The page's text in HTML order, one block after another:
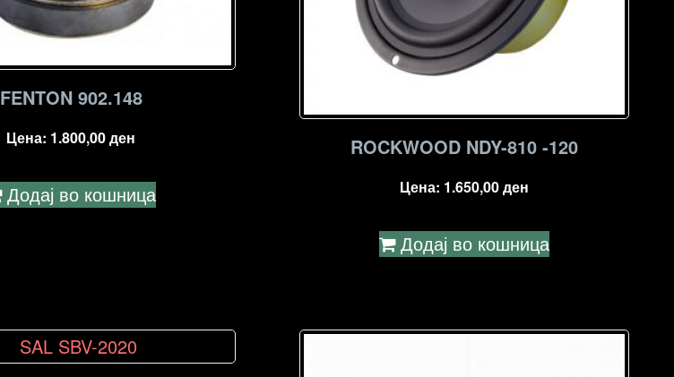
FENTON 902.148
Цена: 1.800,00ден
Додај во кошница
ROCKWOOD NDY-810 -120
Цена: 1.650,00ден
Додај во кошница